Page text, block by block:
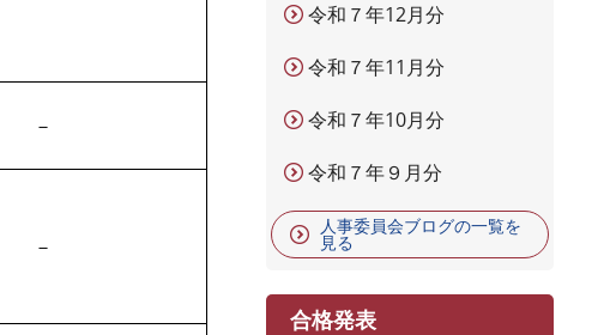
－
－
令和７年12月分
令和７年11月分
令和７年10月分
令和７年９月分
人事委員会ブログの一覧を
見る
合格発表